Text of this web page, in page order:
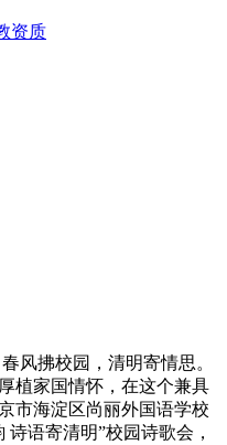
资质
风拂校园，清明寄情思。
植家国情怀，在这个兼具
市海淀区尚丽外国语学校
语寄清明”校园诗歌会，